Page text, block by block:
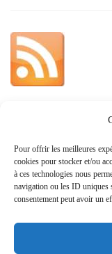
Pour offrir les meilleures
cookies pour stocker et/ou
à ces technologies nous
navigation ou les ID uniques
consentement peut avoir un